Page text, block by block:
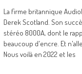
La firme britannique
Derek Scotland. Son
stéréo 8000A, dont le
beaucoup d'encre. Et
Nous voilà en 2022 et les